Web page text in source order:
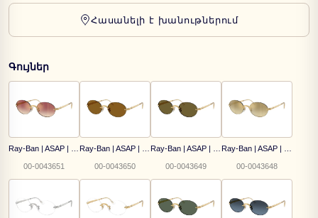
Հասանելի է խանութներում
Գույներ
00-0043651 00-0043650 00-0043649 00-0043648